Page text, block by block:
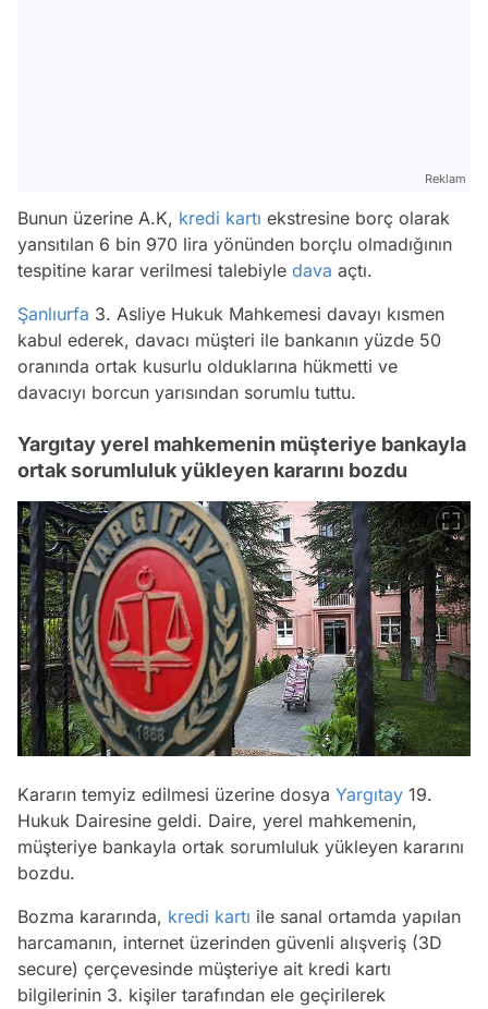
Reklam
Bunun üzerine A.K, kredi kartı ekstresine borç olarak
yansıtılan 6 bin 970 lira yönünden borçlu olmadığının
tespitine karar verilmesi talebiyle dava açtı.
Şanlıurfa 3. Asliye Hukuk Mahkemesi davayı kısmen
kabul ederek, davacı müşteri ile bankanın yüzde 50
oranında ortak kusurlu olduklarına hükmetti ve
davacıyı borcun yarısından sorumlu tuttu.
Yargıtay yerel mahkemenin müşteriye bankayla
ortak sorumluluk yükleyen kararını bozdu
Kararın temyiz edilmesi üzerine dosya Yargıtay 19.
Hukuk Dairesine geldi. Daire, yerel mahkemenin,
müşteriye bankayla ortak sorumluluk yükleyen kararını
bozdu.
Bozma kararında, kredi kartı ile sanal ortamda yapılan
harcamanın, internet üzerinden güvenli alışveriş (3D
secure) çerçevesinde müşteriye ait kredi kartı
bilgilerinin 3. kişiler tarafından ele geçirilerek